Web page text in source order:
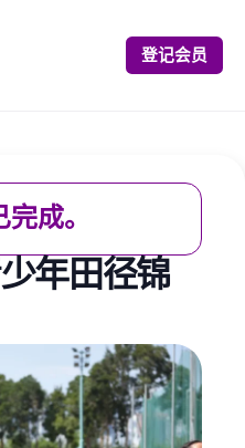
登记会员
成。
年田径锦